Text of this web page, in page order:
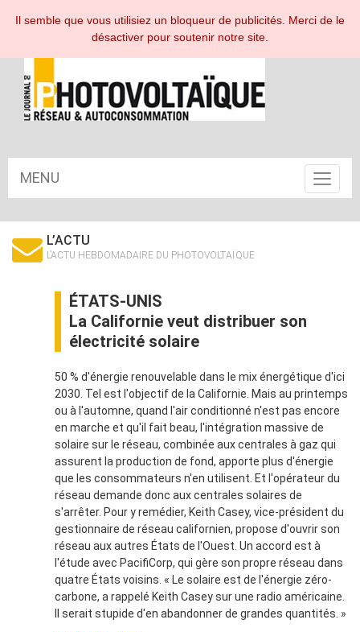
ESPACE ABONNÉ
MENU
Toggle
L’ACTU
L’ACTU HEBDOMADAIRE DU PHOTOVOLTAÏQUE
ÉTATS-UNIS
La Californie veut distribuer son
électricité solaire
50 % d'énergie renouvelable dans le mix énergétique d'ici
2030. Tel est l'objectif de la Californie. Mais au printemps
ou à l'automne, quand l'air conditionné n'est pas encore
en marche et qu'il fait beau, l'intégration massive de
solaire sur le réseau, combinée aux centrales à gaz qui
assurent la production de fond, apporte plus d'énergie
que les consommateurs n'en utilisent. Et l'opérateur du
réseau demande donc aux centrales solaires de
s'arrêter. Pour y remédier, Keith Casey, vice-président du
gestionnaire de réseau californien, propose d'ouvrir son
réseau aux autres États de l'Ouest. Un accord est à
l'étude avec PacifiCorp, qui gère son propre réseau dans
quatre États voisins. « Le solaire est de l'énergie zéro-
carbone, a rappelé Keith Casey sur une radio américaine.
Il serait stupide d'en abandonner de grandes quantités. »
Il semble que vous utilisiez un bloqueur de publicités. Merci de le
désactiver pour soutenir notre site.